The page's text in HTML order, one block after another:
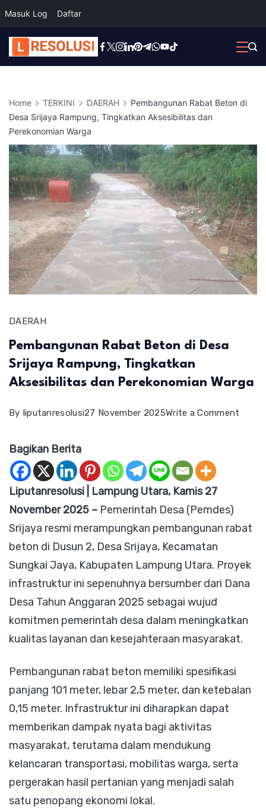
Masuk Log Daftar
Skip
to
Home TERKINI DAERAH
Pembangunan Rabat Beton di
Desa Srijaya Rampung, Tingkatkan Aksesibilitas dan
Perekonomian Warga
DAERAH
Pembangunan Rabat Beton di Desa
Srijaya Rampung, Tingkatkan
Aksesibilitas dan Perekonomian Warga
By liputanresolusi27 November 2025Write a Comment
Bagikan Berita
Liputanresolusi | Lampung Utara, Kamis 27
November 2025 – Pemerintah Desa (Pemdes)
Srijaya resmi merampungkan pembangunan rabat
beton di Dusun 2, Desa Srijaya, Kecamatan
Sungkai Jaya, Kabupaten Lampung Utara. Proyek
infrastruktur ini sepenuhnya bersumber dari Dana
Desa Tahun Anggaran 2025 sebagai wujud
komitmen pemerintah desa dalam meningkatkan
kualitas layanan dan kesejahteraan masyarakat.
Pembangunan rabat beton memiliki spesifikasi
panjang 101 meter, lebar 2,5 meter, dan ketebalan
0,15 meter. Infrastruktur ini diharapkan dapat
memberikan dampak nyata bagi aktivitas
masyarakat, terutama dalam mendukung
kelancaran transportasi, mobilitas warga, serta
pergerakan hasil pertanian yang menjadi salah
satu penopang ekonomi lokal.